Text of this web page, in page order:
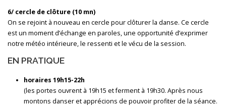
6/ cercle de clôture (10 mn)
On se rejoint à nouveau en cercle pour clôturer la danse. Ce cercle
est un moment d’échange en paroles, une opportunité d’exprimer
notre météo intérieure, le ressenti et le vécu de la session.
EN PRATIQUE
horaires 19h15-22h
(les portes ouvrent à 19h15 et ferment à 19h30. Après nous
montons danser et apprécions de pouvoir profiter de la séance.